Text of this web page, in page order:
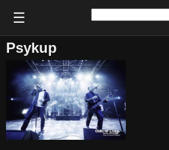
☰
Psykup